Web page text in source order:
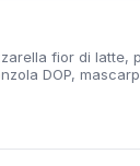
fior di latte,
DOP,